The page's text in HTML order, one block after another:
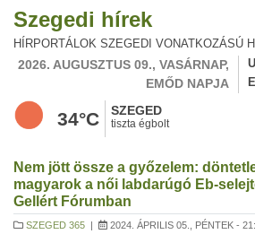
Szegedi hírek
HÍRPORTÁLOK SZEGEDI VONATKOZÁSÚ
2026. AUGUSZTUS 09., VASÁRNAP,
EMŐD NAPJA
34°C SZEGED
tiszta égbolt
Nem jött össze a győzelem:
magyarok a női labdarúgó Eb-
Gellért Fórumban
SZEGED 365 | 2024. ÁPRILIS 05., PÉNTEK -